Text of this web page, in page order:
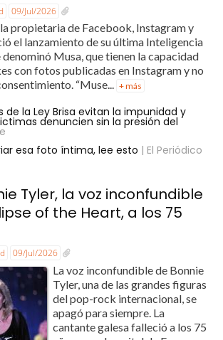
09/Jul/2026
propietaria de Facebook, Instagram y
el lanzamiento de su última Inteligencia
Musa, que tienen la capacidad
con fotos publicadas en Instagram y no
“Muse... + más
de la Ley Brisa evitan la impunidad y
denuncien sin la presión del
esa foto íntima, lee esto | El Periódico
Tyler, la voz inconfundible
of the Heart, a los 75
09/Jul/2026
La voz inconfundible de Bonnie
Tyler, una de las grandes figuras
del pop-rock internacional, se
apagó para siempre. La
cantante galesa falleció a los 75